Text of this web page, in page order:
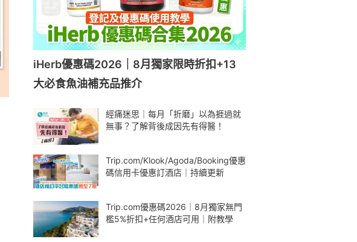
iHerb優惠碼2026｜8月獨家限時折扣+13
大必食魚油補充品推介
經痛迷思｜每月「折磨」以為捱過就
無事？了解背後成因先有得醫！
Trip.com/Klook/Agoda/Booking優惠
碼信用卡優惠訂酒店｜持續更新
Trip.com優惠碼2026｜8月獨家無門
檻5%折扣+任何酒店可用｜附教學